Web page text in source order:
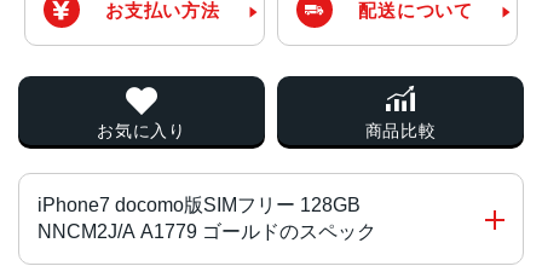
お支払い方法 配送について
お気に入り 商品比較
iPhone7 docomo版SIMフリー 128GB
NNCM2J/A A1779 ゴールドのスペック